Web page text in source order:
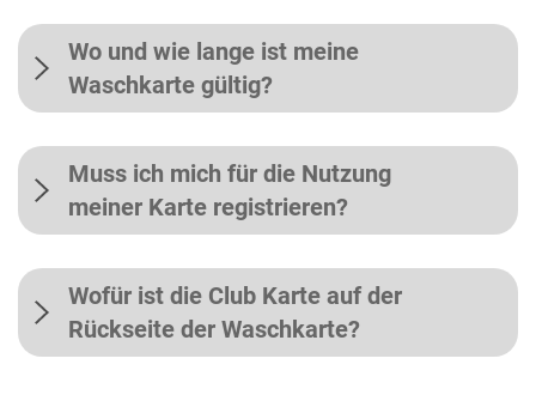
Wo und wie lange ist meine
Waschkarte gültig?
Muss ich mich für die Nutzung
meiner Karte registrieren?
Wofür ist die Club Karte auf der
Rückseite der Waschkarte?